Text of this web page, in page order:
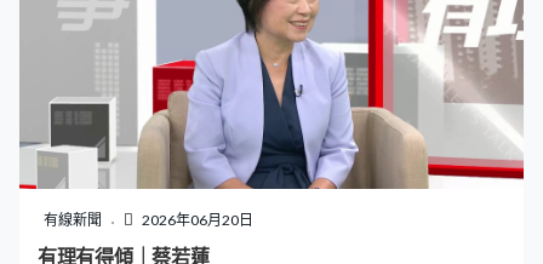
有線新聞 2026年06月20日
有理有得傾｜蔡若蓮